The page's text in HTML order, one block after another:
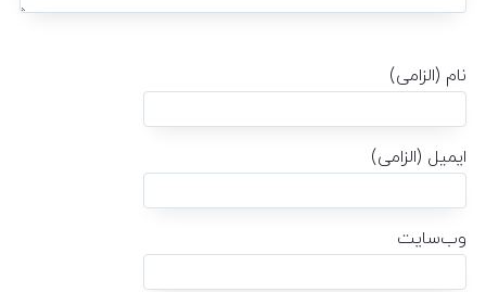
نام (الزامی)
ایمیل (الزامی)
وب‌سایت